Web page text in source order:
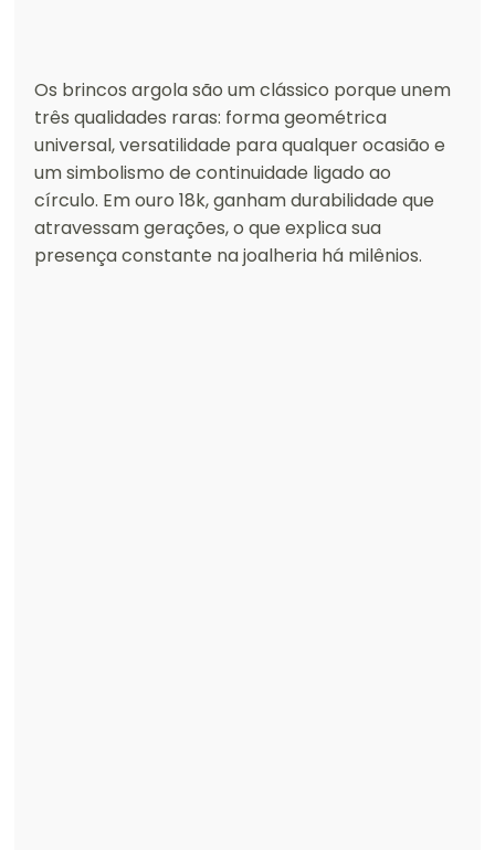
Os brincos argola são um clássico porque unem
três qualidades raras: forma geométrica
universal, versatilidade para qualquer ocasião e
um simbolismo de continuidade ligado ao
círculo. Em ouro 18k, ganham durabilidade que
atravessam gerações, o que explica sua
presença constante na joalheria há milênios.